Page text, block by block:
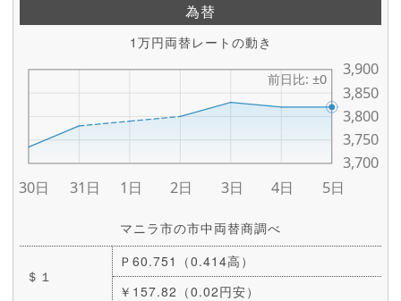
為替
1万円両替レートの動き
マニラ市の市中両替商調べ
＄１
Ｐ60.751（0.414高）
￥157.82（0.02円安）